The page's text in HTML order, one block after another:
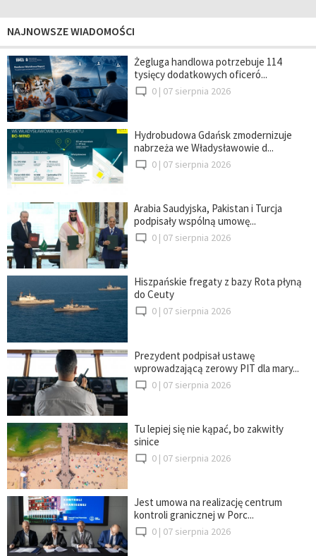
NAJNOWSZE WIADOMOŚCI
Żegluga handlowa potrzebuje 114
tysięcy dodatkowych oficeró...
0 | 07 sierpnia 2026
Hydrobudowa Gdańsk zmodernizuje
nabrzeża we Władysławowie d...
0 | 07 sierpnia 2026
Arabia Saudyjska, Pakistan i Turcja
podpisały wspólną umowę...
0 | 07 sierpnia 2026
Hiszpańskie fregaty z bazy Rota płyną
do Ceuty
0 | 07 sierpnia 2026
Prezydent podpisał ustawę
wprowadzającą zerowy PIT dla mary...
0 | 07 sierpnia 2026
Tu lepiej się nie kąpać, bo zakwitły
sinice
0 | 07 sierpnia 2026
Jest umowa na realizację centrum
kontroli granicznej w Porc...
0 | 07 sierpnia 2026